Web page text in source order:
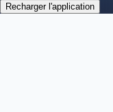
Recharger l'application